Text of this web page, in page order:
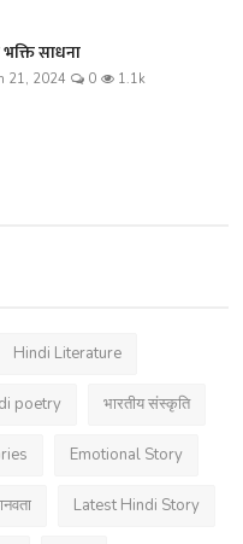
साधना
21, 2024 0 1.1k
Hindi Literature
poetry भारतीय संस्कृति
Emotional Story
Latest Hindi Story